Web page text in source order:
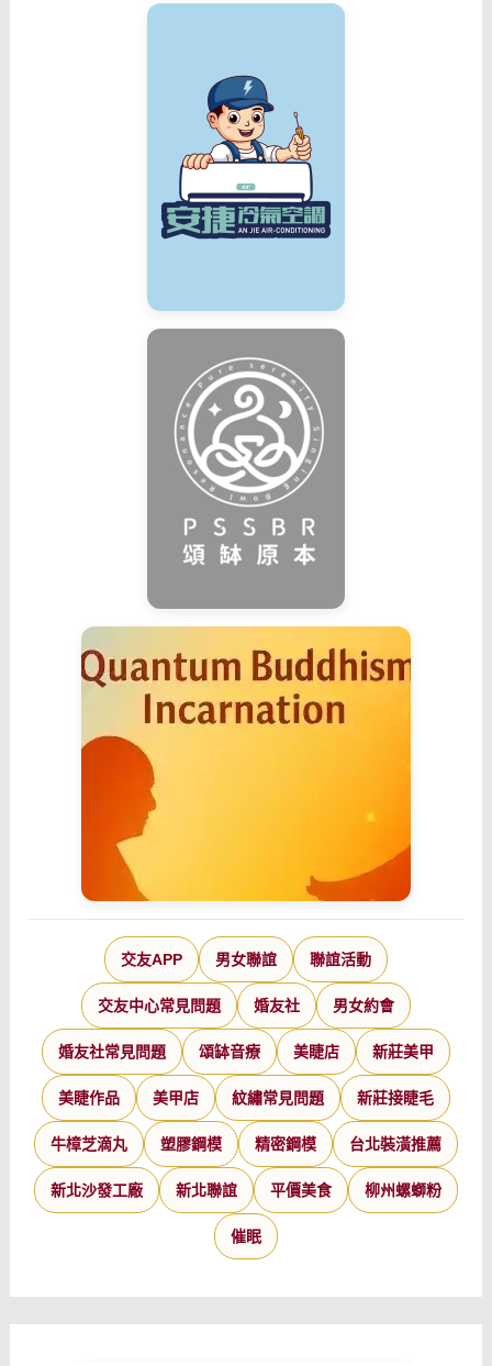
交友APP 男女聯誼 聯誼活動
交友中心常見問題 婚友社 男女約會
婚友社常見問題 頌缽音療 美睫店 新莊美甲
美睫作品 美甲店 紋繡常見問題 新莊接睫毛
牛樟芝滴丸 塑膠鋼模 精密鋼模 台北裝潢推薦
新北沙發工廠 新北聯誼 平價美食 柳州螺螄粉
催眠